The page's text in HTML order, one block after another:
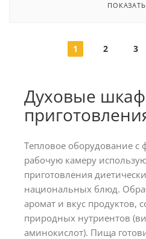
1 2 3
Духовые
Тепловое оборудование с
рабочую камеру
приготовления
национальных блюд.
аромат и вкус продуктов,
природных нутриентов
аминокислот). Пища